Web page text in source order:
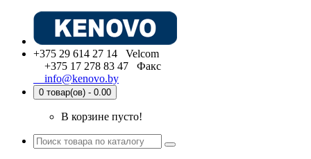
+375 29 614 27 14 Velcom
+375 17 278 83 47 Факс
info@kenovo.by
0 товар(ов) - 0.00
В корзине пусто!